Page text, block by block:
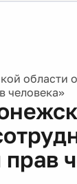
области
человека»